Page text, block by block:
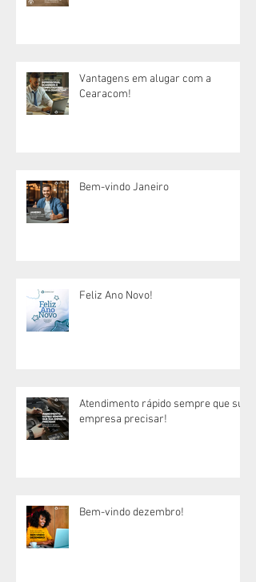
Vantagens em alugar com a
Cearacom!
Bem-vindo Janeiro
Feliz Ano Novo!
Atendimento rápido sempre que sua
empresa precisar!
Bem-vindo dezembro!